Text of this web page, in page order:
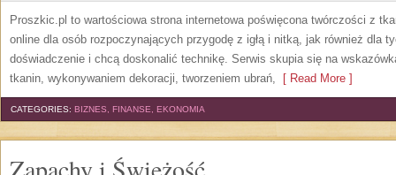
Proszkic.pl to wartościowa strona internetowa poświęcona twórczości z
online dla osób rozpoczynających przygodę z igłą i nitką, jak również dla
doświadczenie i chcą doskonalić technikę. Serwis skupia się na
tkanin, wykonywaniem dekoracji, tworzeniem ubrań, [ Read More ]
CATEGORIES: BIZNES, FINANSE, EKONOMIA